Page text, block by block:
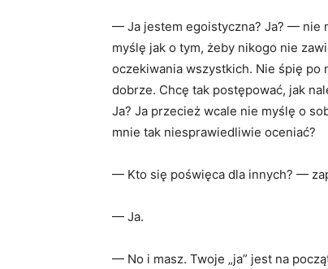
— Ja jestem egoistyczna? Ja? — nie
myślę jak o tym, żeby nikogo nie
oczekiwania wszystkich. Nie śpię po
dobrze. Chcę tak postępować, jak
Ja? Ja przecież wcale nie myślę o
mnie tak niesprawiedliwie oceniać?
— Kto się poświęca dla innych? —
— Ja.
— No i masz. Twoje „ja” jest na